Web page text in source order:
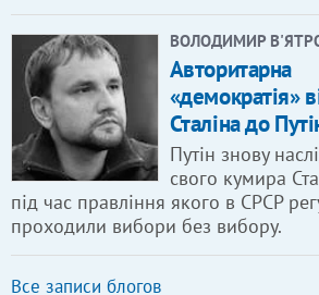
ВОЛОДИМИР
Авторитарна
«демократія»
Сталіна до
Путін знову
свого кумира
під час правління якого в СРСР
проходили вибори без вибору.
Все записи блогов